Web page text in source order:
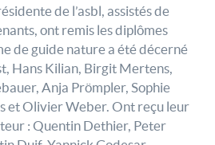
de l’asbl, assistés de
ont remis les diplômes
de guide nature a été décerné
Hans Kilian, Birgit Mertens,
Anja Prömpler, Sophie
et Olivier Weber. Ont reçu leur
: Quentin Dethier, Peter